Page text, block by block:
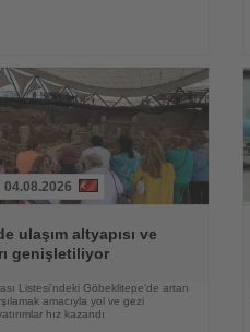
04.08.2026
ulaşım altyapısı ve
genişletiliyor
Listesi'ndeki Göbeklitepe'de artan
amacıyla yol ve gezi
hız kazandı